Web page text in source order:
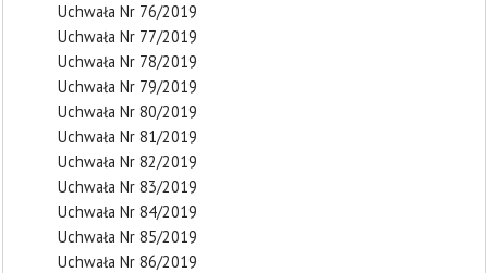
Uchwała Nr 76/2019
Uchwała Nr 77/2019
Uchwała Nr 78/2019
Uchwała Nr 79/2019
Uchwała Nr 80/2019
Uchwała Nr 81/2019
Uchwała Nr 82/2019
Uchwała Nr 83/2019
Uchwała Nr 84/2019
Uchwała Nr 85/2019
Uchwała Nr 86/2019